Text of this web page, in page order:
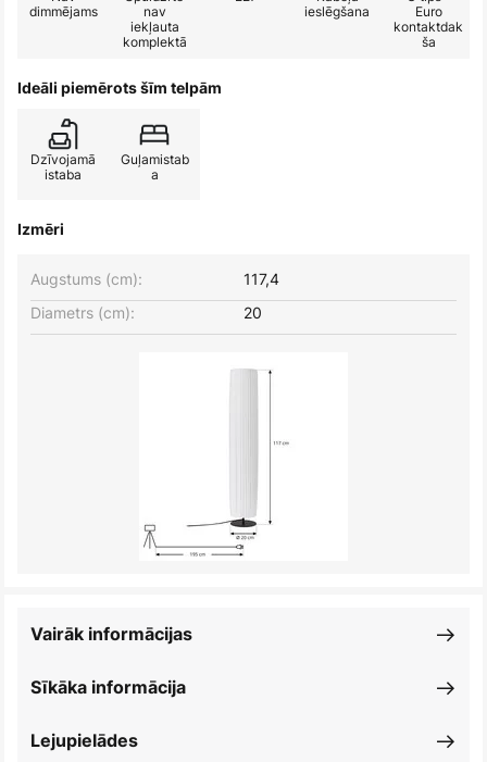
dimmējams
nav
iekļauta
komplektā
ieslēgšana
Euro
kontaktdak
ša
Ideāli piemērots šīm telpām
Dzīvojamā
istaba
Guļamistab
a
Izmēri
Augstums (cm):
117,4
Diametrs (cm):
20
Sīkāka informācija
Vairāk informācijas
Lejupielādes